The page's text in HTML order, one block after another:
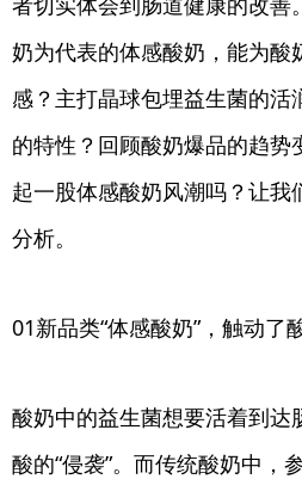
奶为代表的体感酸奶，能为酸
感？主打晶球包埋益生菌的活
的特性？回顾酸奶爆品的趋势
起一股体感酸奶风潮吗？让我
分析。
01新品类“体感酸奶”，触动了
酸奶中的益生菌想要活着到达
酸的“侵袭”。而传统酸奶中，